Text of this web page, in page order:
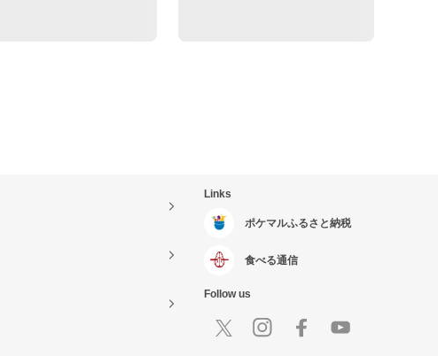
Links
ポケマルふるさと納税
食べる通信
Follow us